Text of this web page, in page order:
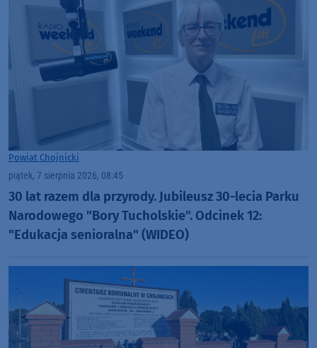
Powiat Chojnicki
piątek, 7 sierpnia 2026, 08:45
30 lat razem dla przyrody. Jubileusz 30-lecia Parku
Narodowego "Bory Tucholskie". Odcinek 12:
"Edukacja senioralna" (WIDEO)